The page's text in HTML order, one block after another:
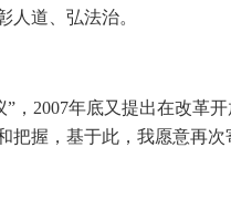
人道、弘法治。
2007年底又提出在改革
握，基于此，我愿意再次